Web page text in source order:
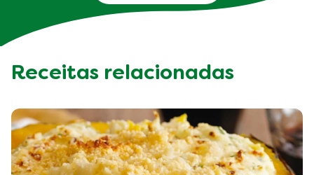
Receitas relacionadas